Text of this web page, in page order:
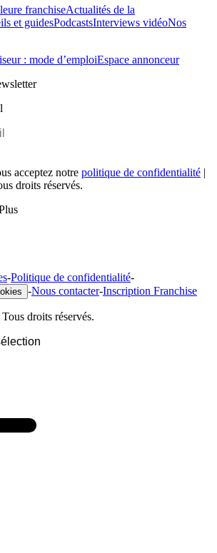
franchiseActualités de la
et guidesPodcastsInterviews vidéoNos
: mode d’emploiEspace annonceur
acceptez notre politique de confidentialité |
droits réservés.
-Politique de confidentialité-
-Nous contacter-Inscription Franchise
droits réservés.